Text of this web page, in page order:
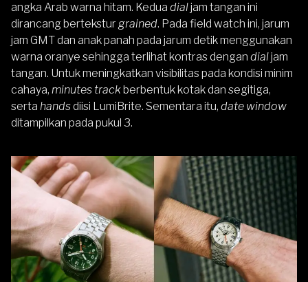
angka Arab warna hitam. Kedua dialjam tangan ini
dirancang bertekstur grained. Pada field watch ini, jarum
jam GMT dan anak panah pada jarum detik menggunakan
warna oranye sehingga terlihat kontras dengan dialjam
tangan. Untuk meningkatkan visibilitas pada kondisi minim
cahaya, minutes track berbentuk kotak dan segitiga,
serta handsdiisi LumiBrite. Sementara itu, date window
ditampilkan pada pukul 3.